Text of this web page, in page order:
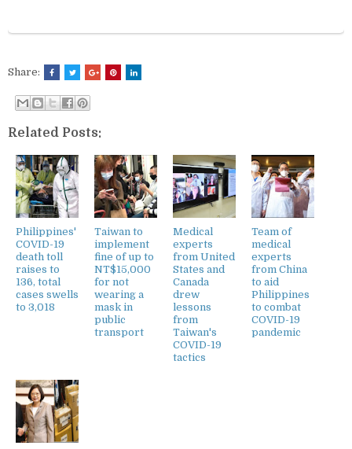
Share:
Related Posts:
Philippines'
COVID-19
death toll
raises to
136, total
cases swells
to 3,018
Taiwan to
implement
fine of up to
NT$15,000
for not
wearing a
mask in
public
transport
Medical
experts
from United
States and
Canada
drew
lessons
from
Taiwan's
COVID-19
tactics
Team of
medical
experts
from China
to aid
Philippines
to combat
COVID-19
pandemic